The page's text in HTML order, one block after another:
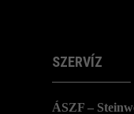
SZERVÍZ
ÁSZF –